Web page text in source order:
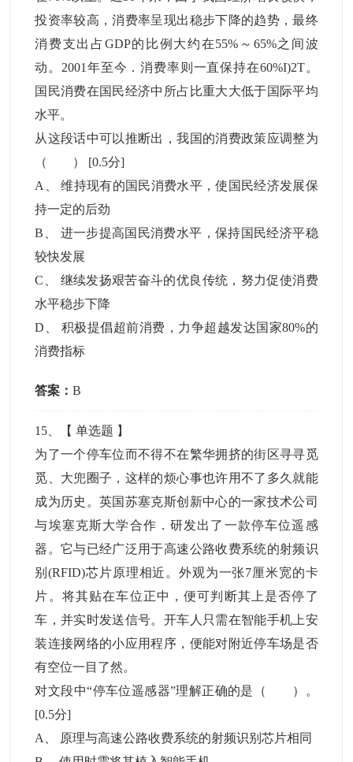
投资率较高，消费率呈现出稳步下降的趋势，最终
消费支出占GDP的比例大约在55%～65%之间波
动。2001年至今．消费率则一直保持在60%I)2T。
国民消费在国民经济中所占比重大大低于国际平均
水平。
从这段话中可以推断出，我国的消费政策应调整为
（ ） [0.5分]
A
、维持现有的国民消费水平，使国民经济发展保
持一定的后劲
B
进一步提高国民消费水平，保持国民经济平稳
较快发展
C
继续发扬艰苦奋斗的优良传统，努力促使消费
水平稳步下降
D
积极提倡超前消费，力争超越发达国家80%的
消费指标
答案：B
15 、【单选题 】
为了一个停车位而不得不在繁华拥挤的街区寻寻觅
觅、大兜圈子，这样的烦心事也许用不了多久就能
成为历史。英国苏塞克斯创新中心的一家技术公司
与埃塞克斯大学合作．研发出了一款停车位遥感
器。它与已经广泛用于高速公路收费系统的射频识
别(RFID)芯片原理相近。外观为一张7厘米宽的卡
片。将其贴在车位正中，便可判断其上是否停了
车，并实时发送信号。开车人只需在智能手机上安
装连接网络的小应用程序，便能对附近停车场是否
有空位一目了然。
对文段中“停车位遥感器”理解正确的是（ ）。
[0.5分]
A
原理与高速公路收费系统的射频识别芯片相同